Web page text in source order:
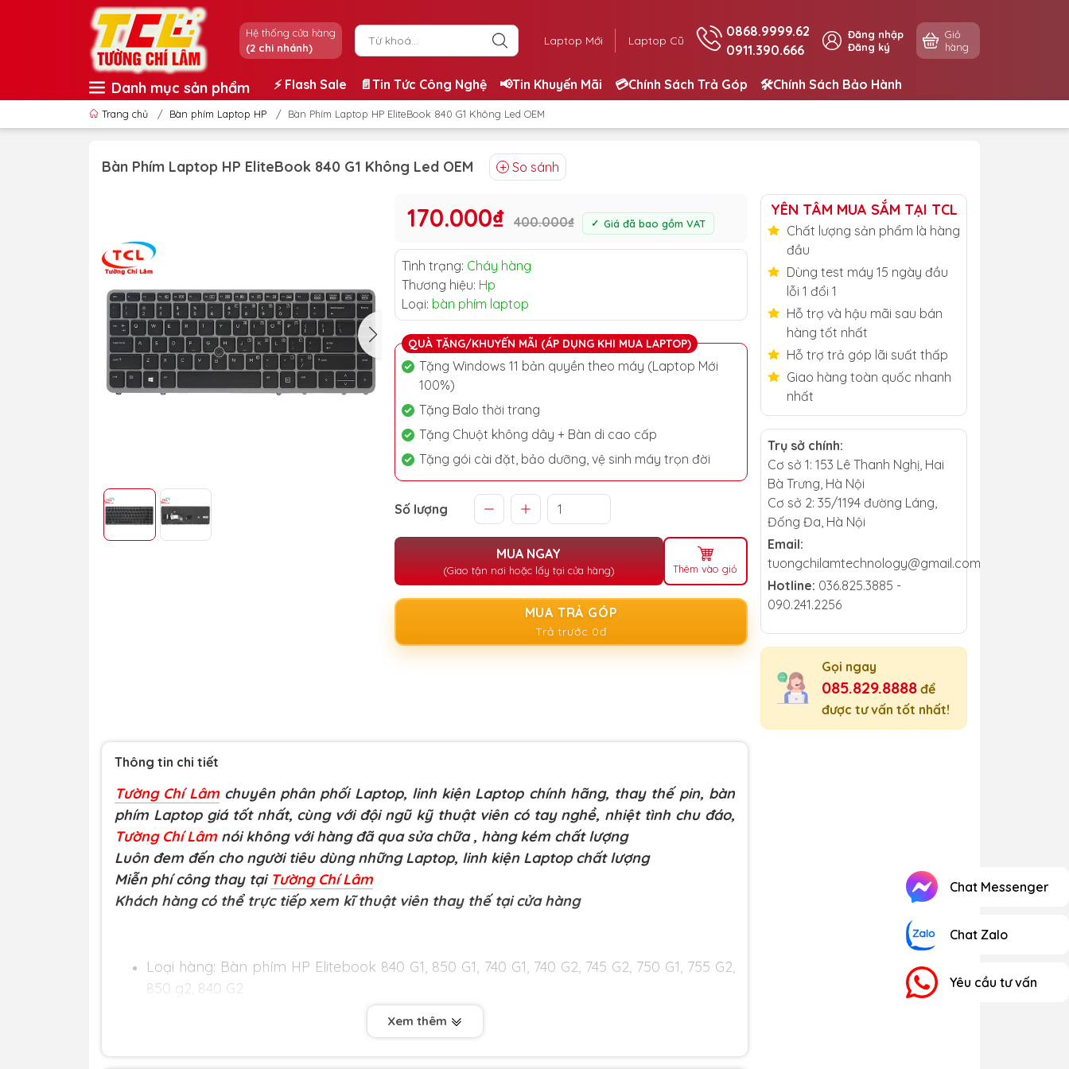
Hệ thống cửa hàng
(2 chi nhánh)
Laptop Mới Laptop Cũ
0868.9999.62
0911.390.666
Đăng nhập
Đăng ký
Giỏ
hàng
Danh mục sản phẩm ⚡️ Flash Sale 📄Tin Tức Công Nghệ 📢Tin Khuyến Mãi 💳Chính Sách Trả Góp 🛠️Chính Sách Bảo Hành
Trang chủ / Bàn phím Laptop HP / Bàn Phím Laptop HP EliteBook 840 G1 Không Led OEM
Bàn Phím Laptop HP EliteBook 840 G1 Không Led OEM So sánh
170.000₫ 400.000₫ Giá đã bao gồm VAT
Tình trạng: Cháy hàng
Thương hiệu: Hp
Loại: bàn phím laptop
QUÀ TẶNG/KHUYẾN MÃI (ÁP DỤNG KHI MUA LAPTOP)
Tặng Windows 11 bản quyền theo máy (Laptop Mới
100%)
Tặng Balo thời trang
Tặng Chuột không dây + Bàn di cao cấp
Tặng gói cài đặt, bảo dưỡng, vệ sinh máy trọn đời
Số lượng
MUA NGAY
(Giao tận nơi hoặc lấy tại cửa hàng) Thêm vào giỏ
MUA TRẢ GÓP
Trả trước 0đ
YÊN TÂM MUA SẮM TẠI TCL
Chất lượng sản phẩm là hàng
đầu
Dùng test máy 15 ngày đầu
lỗi 1 đổi 1
Hỗ trợ và hậu mãi sau bán
hàng tốt nhất
Hỗ trợ trả góp lãi suất thấp
Giao hàng toàn quốc nhanh
nhất
Trụ sở chính:
Cơ sở 1: 153 Lê Thanh Nghị, Hai
Bà Trưng, Hà Nội
Cơ sở 2: 35/1194 đường Láng,
Đống Đa, Hà Nội
Email:
tuongchilamtechnology@gmail.com
Hotline: 036.825.3885 -
090.241.2256
Gọi ngay
085.829.8888 để
được tư vấn tốt nhất!
Thông tin chi tiết
Tường Chí Lâm chuyên phân phối Laptop, linh kiện Laptop chính hãng, thay thế pin, bàn
phím Laptop giá tốt nhất, cùng với đội ngũ kỹ thuật viên có tay nghề, nhiệt tình chu đáo,
Tường Chí Lâm nói không với hàng đã qua sửa chữa , hàng kém chất lượng
Luôn đem đến cho người tiêu dùng những Laptop, linh kiện Laptop chất lượng
Miễn phí công thay tại Tường Chí Lâm
Khách hàng có thể trực tiếp xem kĩ thuật viên thay thế tại cửa hàng
Loại hàng: Bàn phím HP Elitebook 840 G1, 850 G1, 740 G1, 740 G2, 745 G2, 750 G1, 755 G2,
850 g2, 840 G2
Bảo hành dài hạn 9 tháng .1 đổi 1 ngay lập tức trong 9 tháng khi
phát sinh các lỗi của nhà sản xuất như liệt nút, loạn bàn phím, phím ấn lúc được lúc
Xem thêm
Chat Messenger
Chat Zalo
Yêu cầu tư vấn